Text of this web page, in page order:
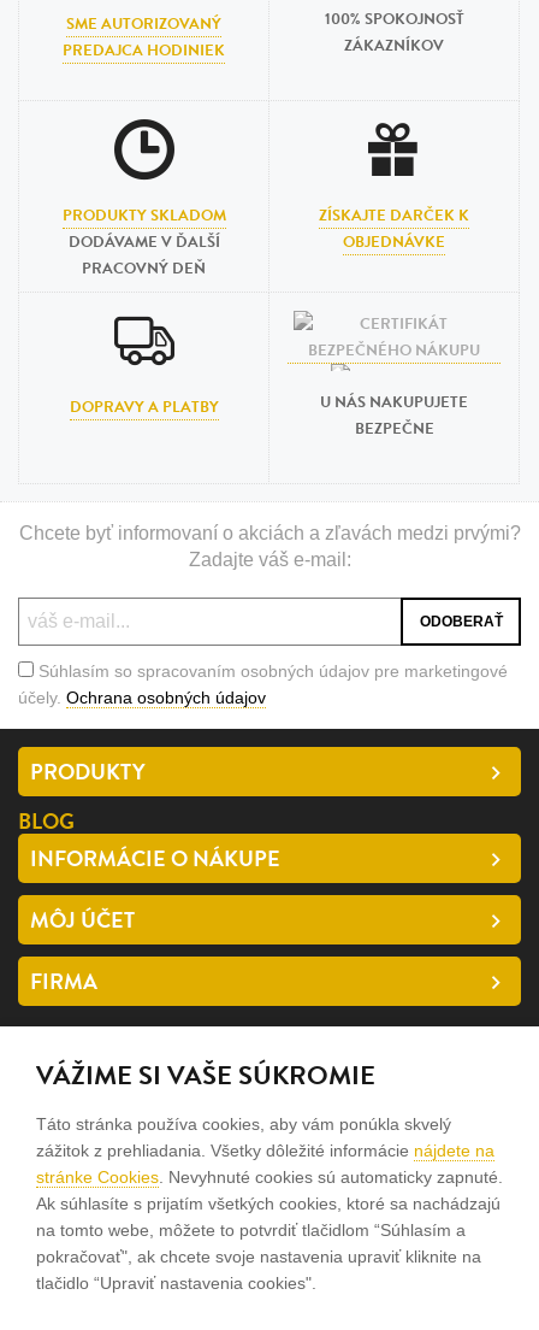
SME AUTORIZOVANÝ
PREDAJCA HODINIEK
100% SPOKOJNOSŤ
ZÁKAZNÍKOV
PRODUKTY SKLADOM
DODÁVAME V ĎALŠÍ
PRACOVNÝ DEŇ
ZÍSKAJTE DARČEK K
OBJEDNÁVKE
DOPRAVY A PLATBY
U NÁS NAKUPUJETE
BEZPEČNE
Chcete byť informovaní o akciách a zľavách medzi prvými?
Zadajte váš e-mail:
Súhlasím so spracovaním osobných údajov pre marketingové
účely. Ochrana osobných údajov
PRODUKTY
BLOG
INFORMÁCIE O NÁKUPE
MÔJ ÚČET
FIRMA
SLEDUJTE NÁS
facebook
instagram
Sme rodinná firma a zameriavame sa na predaj hodiniek a
šperkov od roku 1994.
Pozrite sa na naše ďaľšie web stránky.
VÁŽIME SI VAŠE SÚKROMIE
Táto stránka používa cookies, aby vám ponúkla skvelý
zážitok z prehliadania. Všetky dôležité informácie nájdete na
stránke Cookies . Nevyhnuté cookies sú automaticky zapnuté.
Ak súhlasíte s prijatím všetkých cookies, ktoré sa nachádzajú
na tomto webe, môžete to potvrdiť tlačidlom “Súhlasím a
pokračovať", ak chcete svoje nastavenia upraviť kliknite na
tlačidlo “Upraviť nastavenia cookies".